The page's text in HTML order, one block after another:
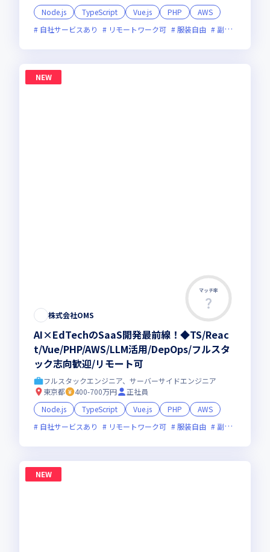
Node.js
TypeScript Vue.js PHP
AWS
自社サービスあり
リモートワーク可 服装自由 副業可
NEW
マッチ率
株式会社OMS
AI×EdTechのSaaS開発最前線！◆TS/Reac
t/Vue/PHP/AWS/LLM活用/DepOps/フルスタ
ック志向歓迎/リモート可
フルスタックエンジニア、サーバーサイドエンジニア
東京都
400-700万円
正社員
Node.js
TypeScript Vue.js PHP
AWS
自社サービスあり
リモートワーク可 服装自由 副業可
NEW